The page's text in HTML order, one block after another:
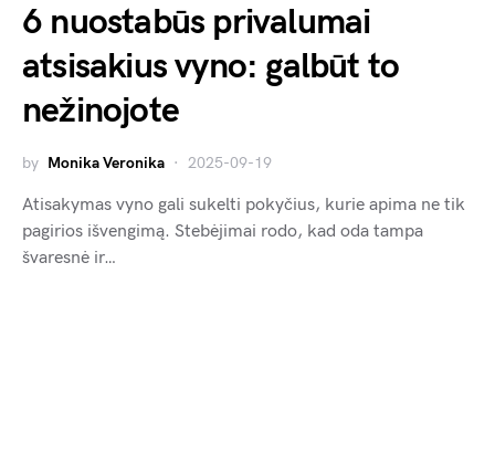
6 nuostabūs privalumai
atsisakius vyno: galbūt to
nežinojote
by Monika Veronika 2025-09-19
Atisakymas vyno gali sukelti pokyčius, kurie apima ne tik
pagirios išvengimą. Stebėjimai rodo, kad oda tampa
švaresnė ir…